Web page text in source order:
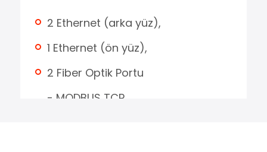
2 Ethernet (arka yüz),
1 Ethernet (ön yüz),
2 Fiber Optik Portu
- MODBUS TCP